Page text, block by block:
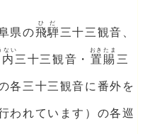
県の飛騨
ひだ
三十三観音、
ない
三十三観音・ 置賜
おきたま
三
各三十三観音に番外を
われています）の各巡